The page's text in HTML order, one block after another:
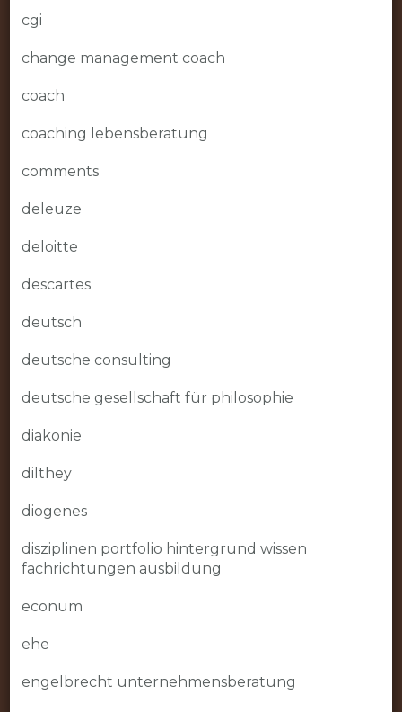
cgi
change management coach
coach
coaching lebensberatung
comments
deleuze
deloitte
descartes
deutsch
deutsche consulting
deutsche gesellschaft für philosophie
diakonie
dilthey
diogenes
disziplinen portfolio hintergrund wissen
fachrichtungen ausbildung
econum
ehe
engelbrecht unternehmensberatung